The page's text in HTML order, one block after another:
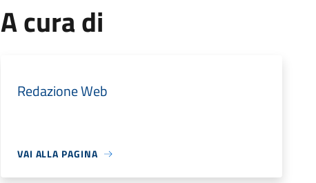
A cura di
Redazione Web
VAI ALLA PAGINA